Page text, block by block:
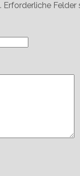
Erforderliche Felder